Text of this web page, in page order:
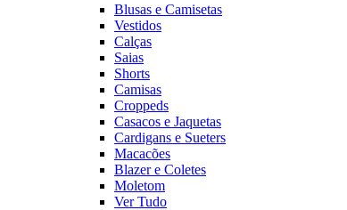
Blusas e Camisetas
Vestidos
Calças
Saias
Shorts
Camisas
Croppeds
Casacos e Jaquetas
Cardigans e Sueters
Macacões
Blazer e Coletes
Moletom
Ver Tudo